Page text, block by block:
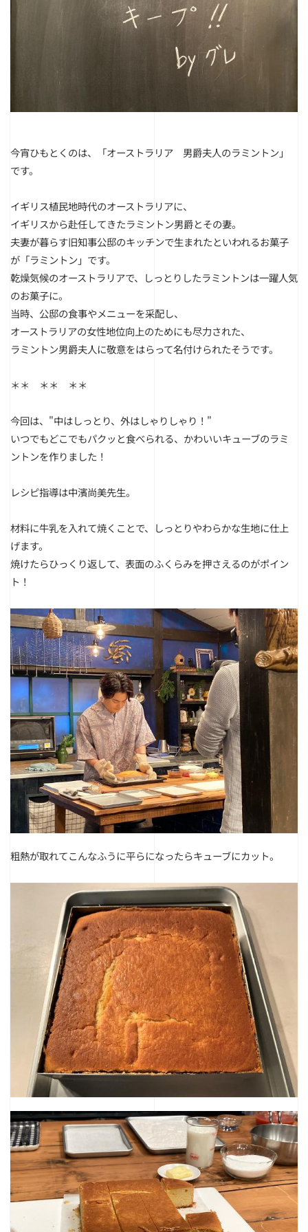
今宵ひもとくのは、「オーストラリア 男爵夫人のラミントン」
です。
イギリス植民地時代のオーストラリアに、
イギリスから赴任してきたラミントン男爵とその妻。
夫妻が暮らす旧知事公邸のキッチンで生まれたといわれるお菓子
が「ラミントン」です。
乾燥気候のオーストラリアで、しっとりしたラミントンは一躍人気
のお菓子に。
当時、公邸の食事やメニューを采配し、
オーストラリアの女性地位向上のためにも尽力された、
ラミントン男爵夫人に敬意をはらって名付けられたそうです。
＊＊ ＊＊ ＊＊
今回は、 "中はしっとり、外はしゃりしゃり！"
いつでもどこでもパクッと食べられる、かわいいキューブのラミ
ントンを作りました！
レシピ指導は中濱尚美先生。
材料に牛乳を入れて焼くことで、しっとりやわらかな生地に仕上
げます。
焼けたらひっくり返して、表面のふくらみを押さえるのがポイン
ト！
粗熱が取れてこんなふうに平らになったらキューブにカット。